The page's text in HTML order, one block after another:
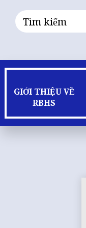
GIỚI THIỆU VỀ
RBHS
Tìm
kiếm